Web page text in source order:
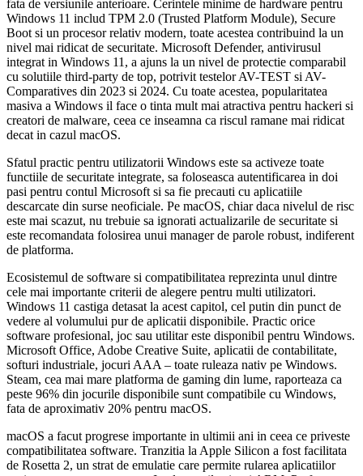
fata de versiunile anterioare. Cerintele minime de hardware pentru
Windows 11 includ TPM 2.0 (Trusted Platform Module), Secure
Boot si un procesor relativ modern, toate acestea contribuind la un
nivel mai ridicat de securitate. Microsoft Defender, antivirusul
integrat in Windows 11, a ajuns la un nivel de protectie comparabil
cu solutiile third-party de top, potrivit testelor AV-TEST si AV-
Comparatives din 2023 si 2024. Cu toate acestea, popularitatea
masiva a Windows il face o tinta mult mai atractiva pentru hackeri si
creatori de malware, ceea ce inseamna ca riscul ramane mai ridicat
decat in cazul macOS.
Sfatul practic pentru utilizatorii Windows este sa activeze toate
functiile de securitate integrate, sa foloseasca autentificarea in doi
pasi pentru contul Microsoft si sa fie precauti cu aplicatiile
descarcate din surse neoficiale. Pe macOS, chiar daca nivelul de risc
este mai scazut, nu trebuie sa ignorati actualizarile de securitate si
este recomandata folosirea unui manager de parole robust, indiferent
de platforma.
Ecosistemul de software si compatibilitatea reprezinta unul dintre
cele mai importante criterii de alegere pentru multi utilizatori.
Windows 11 castiga detasat la acest capitol, cel putin din punct de
vedere al volumului pur de aplicatii disponibile. Practic orice
software profesional, joc sau utilitar este disponibil pentru Windows.
Microsoft Office, Adobe Creative Suite, aplicatii de contabilitate,
softuri industriale, jocuri AAA – toate ruleaza nativ pe Windows.
Steam, cea mai mare platforma de gaming din lume, raporteaza ca
peste 96% din jocurile disponibile sunt compatibile cu Windows,
fata de aproximativ 20% pentru macOS.
macOS a facut progrese importante in ultimii ani in ceea ce priveste
compatibilitatea software. Tranzitia la Apple Silicon a fost facilitata
de Rosetta 2, un strat de emulatie care permite rularea aplicatiilor